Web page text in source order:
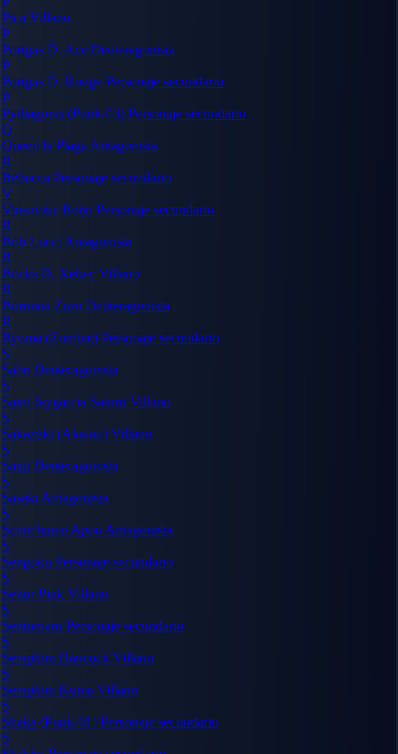
Pica Villano
P
Portgas D. Ace Deuteragonista
P
Portgas D. Rouge Personaje secundario
P
Pythagoras (Punk-03) Personaje secundario
Q
Queen la Plaga Antagonista
R
Rebecca Personaje secundario
V
Vinsmoke Reiju Personaje secundario
R
Rob Lucci Antagonista
R
Rocks D. Xebec Villano
R
Roronoa Zoro Deuteragonista
R
Ryuma (Zombie) Personaje secundario
S
Sabo Deuteragonista
S
Saint Jaygarcia Saturn Villano
S
Sakazuki (Akainu) Villano
S
Sanji Deuteragonista
S
Sasaki Antagonista
S
Scratchmen Apoo Antagonista
S
Sengoku Personaje secundario
S
Señor Pink Villano
S
Sentomaru Personaje secundario
S
Seraphim Hancock Villano
S
Seraphim Kuma Villano
S
Shaka (Punk-01) Personaje secundario
S